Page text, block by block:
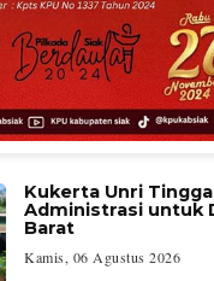
Kukerta Unri
Administrasi untuk
Barat
Kamis, 06 Agustus 2026